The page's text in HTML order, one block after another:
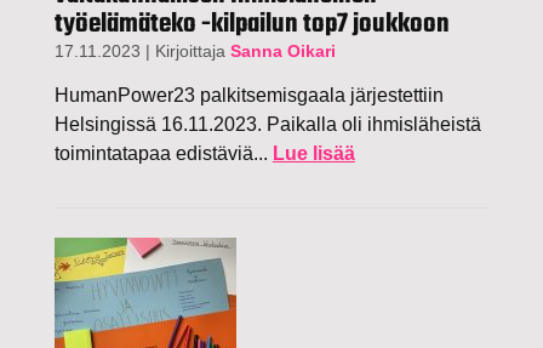
työelämäteko -kilpailun top7 joukkoon
17.11.2023 | Kirjoittaja Sanna Oikari
HumanPower23 palkitsemisgaala järjestettiin
Helsingissä 16.11.2023. Paikalla oli ihmisläheistä
toimintatapaa edistäviä... Lue lisää